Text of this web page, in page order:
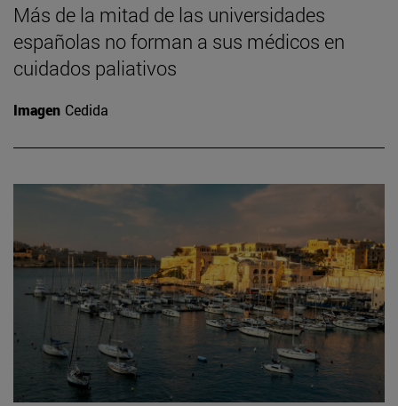
Más de la mitad de las universidades
españolas no forman a sus médicos en
cuidados paliativos
Imagen Cedida